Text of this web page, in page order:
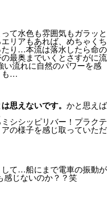
て水色も雰囲気もガラッと
リアもあれば、めちゃくち
たり…本流は落水したら命の
最奥までいくとさすがに流
い流れに自然のパワーを感
も…
思えないです。 かと思えば
シシッピリバー！プラクテ
の様子を感じ取っていただ
して…船にまで電車の振動が
感じないのか？？笑